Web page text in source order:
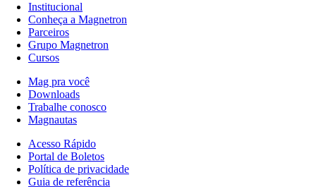
Institucional
Conheça a Magnetron
Parceiros
Grupo Magnetron
Cursos
Mag pra você
Downloads
Trabalhe conosco
Magnautas
Acesso Rápido
Portal de Boletos
Política de privacidade
Guia de referência